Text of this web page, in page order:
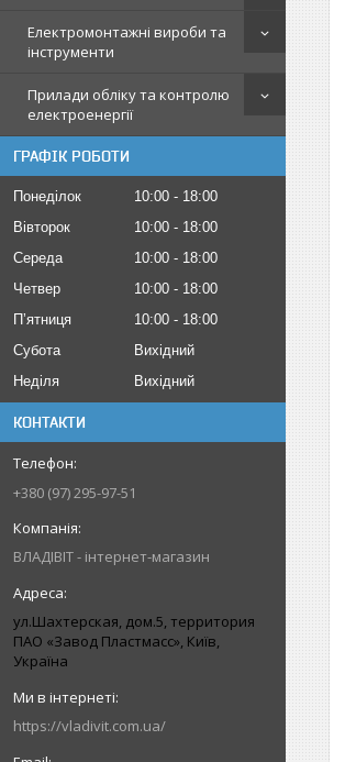
Електромонтажні вироби та
інструменти
Прилади обліку та контролю
електроенергії
ГРАФІК РОБОТИ
Понеділок 10:00
18:00
Вівторок
10:00
18:00
Середа
10:00
18:00
Четвер
10:00
18:00
Пʼятниця
10:00
18:00
Субота
Вихідний
Неділя
Вихідний
КОНТАКТИ
+380 (97) 295-97-51
ВЛАДІВІТ - інтернет-магазин
ул.Шахтерская, дом.5, территория
ПАО «Завод Пластмасс», Київ,
Україна
https://vladivit.com.ua/